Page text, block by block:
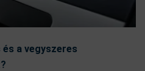
a vegyszeres